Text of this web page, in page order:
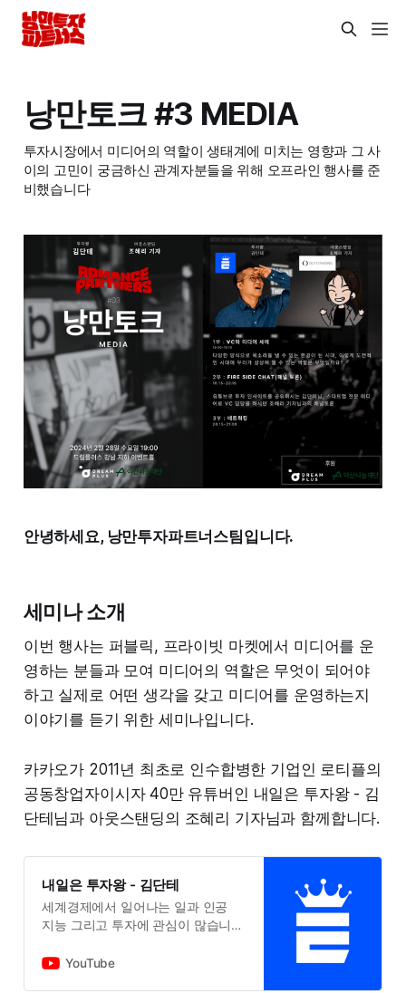
낭만토크 #3 MEDIA
투자시장에서 미디어의 역할이 생태계에 미치는 영향과 그 사
이의 고민이 궁금하신 관계자분들을 위해 오프라인 행사를 준
비했습니다
안녕하세요, 낭만투자파트너스팀입니다.
세미나 소개
이번 행사는 퍼블릭, 프라이빗 마켓에서 미디어를 운
영하는 분들과 모여 미디어의 역할은 무엇이 되어야
하고 실제로 어떤 생각을 갖고 미디어를 운영하는지
이야기를 듣기 위한 세미나입니다.
카카오가 2011년 최초로 인수합병한 기업인 로티플의
공동창업자이시자 40만 유튜버인 내일은 투자왕 - 김
단테님과 아웃스탠딩의 조혜리 기자님과 함께합니다.
내일은 투자왕 - 김단테
세계경제에서 일어나는 일과 인공
지능 그리고 투자에 관심이 많습니
YouTube